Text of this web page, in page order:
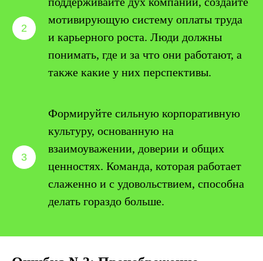
мотивирующую систему оплаты труда
и карьерного роста. Люди должны
понимать, где и за что они работают, а
также какие у них перспективы.
Формируйте сильную корпоративную
культуру, основанную на
взаимоуважении, доверии и общих
ценностях. Команда, которая работает
слаженно и с удовольствием, способна
делать гораздо больше.